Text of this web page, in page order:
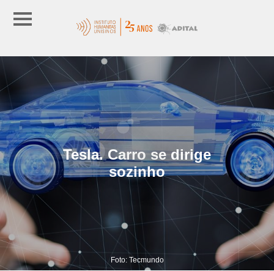
Tesla. Carro se dirige
sozinho
Foto: Tecmundo